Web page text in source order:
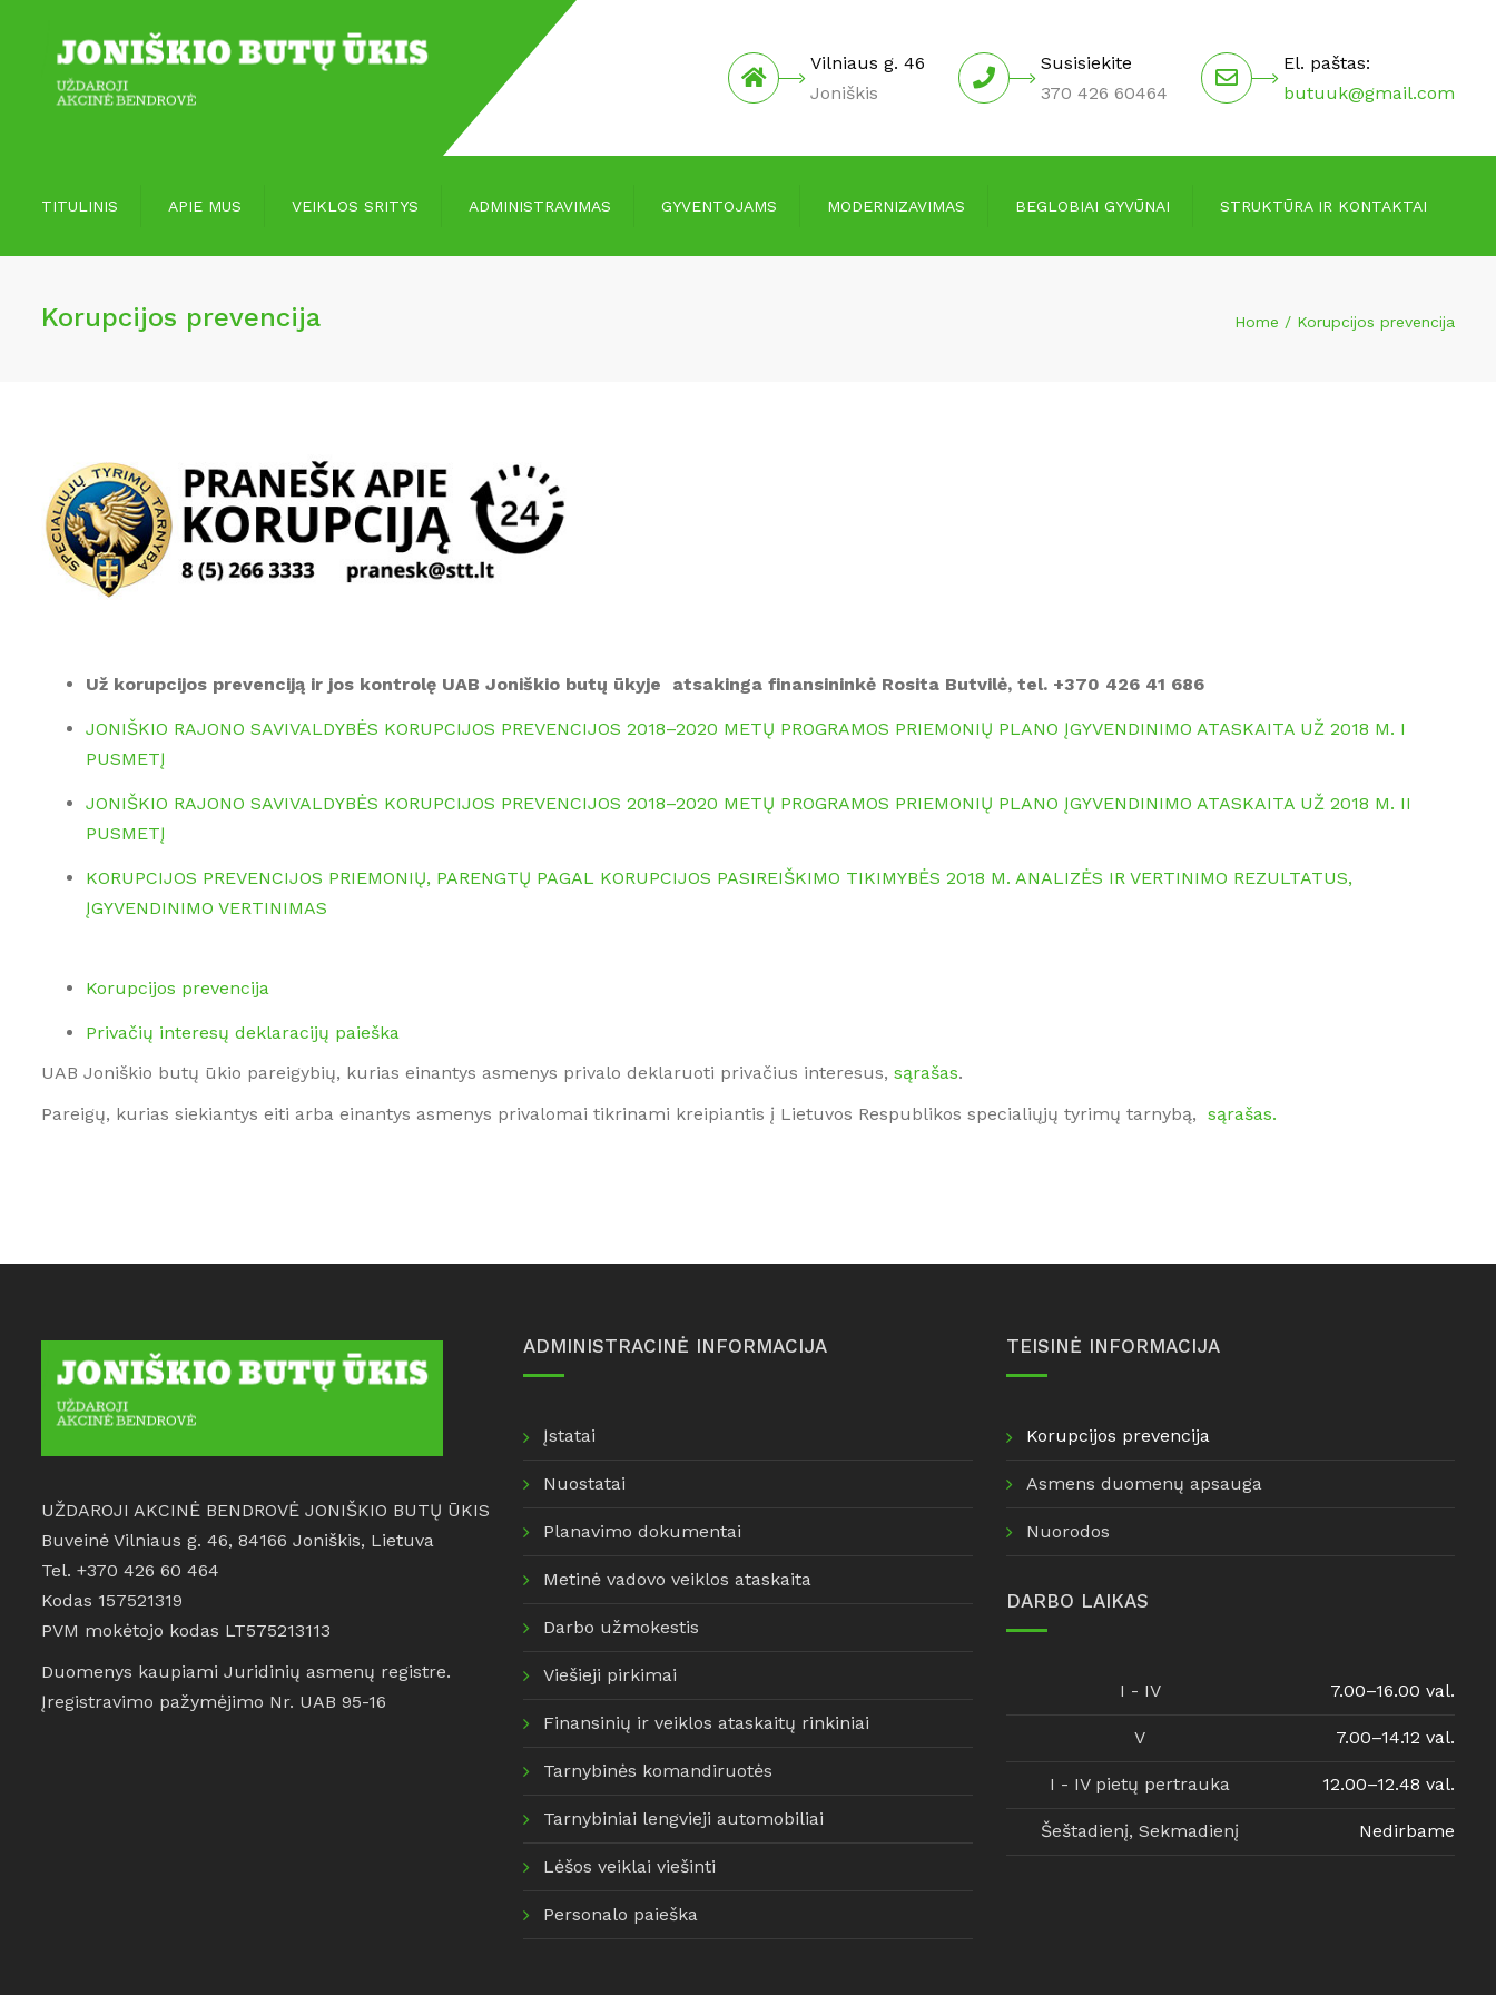
Vilniaus g. 46
Joniškis
Susisiekite
370 426 60464
El. paštas:
butuuk@gmail.com
TITULINIS APIE MUS
Apie mus
VEIKLOS SRITYS
Paslaugų įvertinimas
ADMINISTRAVIMAS GYVENTOJAMS MODERNIZAVIMAS BEGLOBIAI GYVŪNAI STRUKTŪRA IR KONTAKTAI
Vadovai
Korupcijos prevencija Home Korupcijos prevencija
Už korupcijos prevenciją ir jos kontrolę UAB Joniškio butų ūkyje atsakinga finansininkė Rosita Butvilė, tel. +370 426 41 686
JONIŠKIO RAJONO SAVIVALDYBĖS KORUPCIJOS PREVENCIJOS 2018–2020 METŲ PROGRAMOS PRIEMONIŲ PLANO ĮGYVENDINIMO ATASKAITA UŽ 2018 M. I
PUSMETĮ
JONIŠKIO RAJONO SAVIVALDYBĖS KORUPCIJOS PREVENCIJOS 2018–2020 METŲ PROGRAMOS PRIEMONIŲ PLANO ĮGYVENDINIMO ATASKAITA UŽ 2018 M. II
PUSMETĮ
KORUPCIJOS PREVENCIJOS PRIEMONIŲ, PARENGTŲ PAGAL KORUPCIJOS PASIREIŠKIMO TIKIMYBĖS 2018 M. ANALIZĖS IR VERTINIMO REZULTATUS,
ĮGYVENDINIMO VERTINIMAS
Korupcijos prevencija
Privačių interesų deklaracijų paieška
UAB Joniškio butų ūkio pareigybių, kurias einantys asmenys privalo deklaruoti privačius interesus, sąrašas.
Pareigų, kurias siekiantys eiti arba einantys asmenys privalomai tikrinami kreipiantis į Lietuvos Respublikos specialiųjų tyrimų tarnybą, sąrašas.
UŽDAROJI AKCINĖ BENDROVĖ JONIŠKIO BUTŲ ŪKIS
Buveinė Vilniaus g. 46, 84166 Joniškis, Lietuva
Tel. +370 426 60 464
Kodas 157521319
PVM mokėtojo kodas LT575213113
Duomenys kaupiami Juridinių asmenų registre.
Įregistravimo pažymėjimo Nr. UAB 95-16
ADMINISTRACINĖ INFORMACIJA
Įstatai
Nuostatai
Planavimo dokumentai
Metinė vadovo veiklos ataskaita
Darbo užmokestis
Viešieji pirkimai
Finansinių ir veiklos ataskaitų rinkiniai
Tarnybinės komandiruotės
Tarnybiniai lengvieji automobiliai
Lėšos veiklai viešinti
Personalo paieška
TEISINĖ INFORMACIJA
Korupcijos prevencija
Asmens duomenų apsauga
Nuorodos
DARBO LAIKAS
I - IV 7.00–16.00 val.
V 7.00–14.12 val.
I - IV pietų pertrauka 12.00–12.48 val.
Šeštadienį, Sekmadienį Nedirbame